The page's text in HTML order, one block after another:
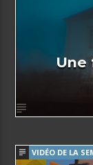
Une
VIDÉO DE LA